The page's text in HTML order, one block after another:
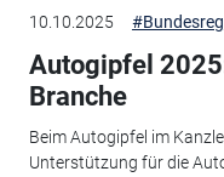
10.10.2025
Autogipfel
Branche
Beim Autogipfel im
Unterstützung für die